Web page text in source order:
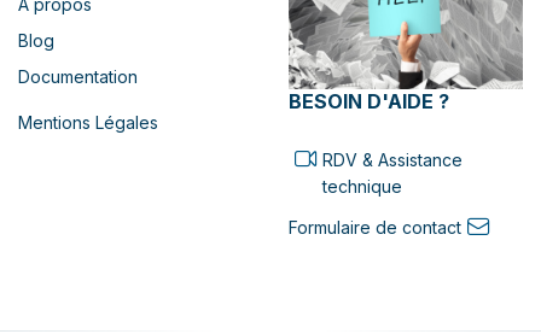
À propos
Blog
Documentation
Mentions Légales
BESOIN D'AIDE ?
RDV & Assistance
technique
Formulaire de contact